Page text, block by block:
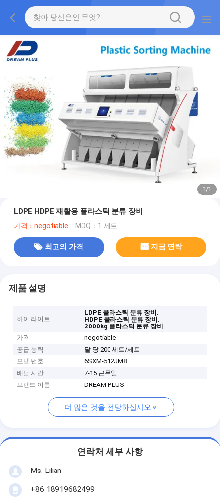
1/1
LDPE HDPE 재활용 플라스틱 분류 장비
가격：negotiable MOQ：1 세트
최고의 가격 지금 연락
제품 설명
하이 라이트
LDPE 플라스틱 분류 장비,
HDPE 플라스틱 분류 장비,
2000kg 플라스틱 분류 장비
가격
negotiable
공급 능력
달 당 200 세트/세트
모델 번호
6SXM-512JM8
배달 시간
7-15 근무일
브랜드 이름
DREAM PLUS
더 많은 것을 전망하십시오
연락처 세부 사항
Ms. Lilian
+86 18919682499